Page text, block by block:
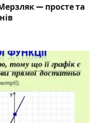
— просте та